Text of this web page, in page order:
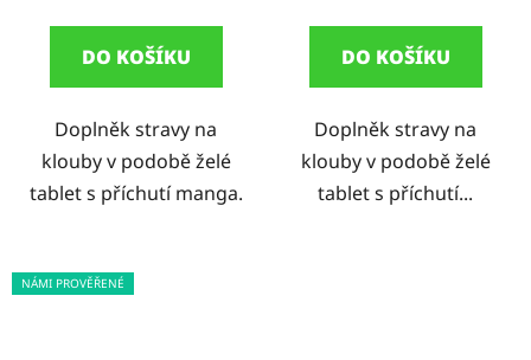
DO KOŠÍKU
Doplněk stravy na
klouby v podobě želé
tablet s příchutí manga.
5,0
z
hvězdiček.
DO KOŠÍKU
Doplněk stravy na
klouby v podobě želé
tablet s příchutí...
NÁMI PROVĚŘENÉ